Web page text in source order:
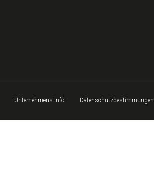
Unternehmens-Info Datenschutzbestimmungen